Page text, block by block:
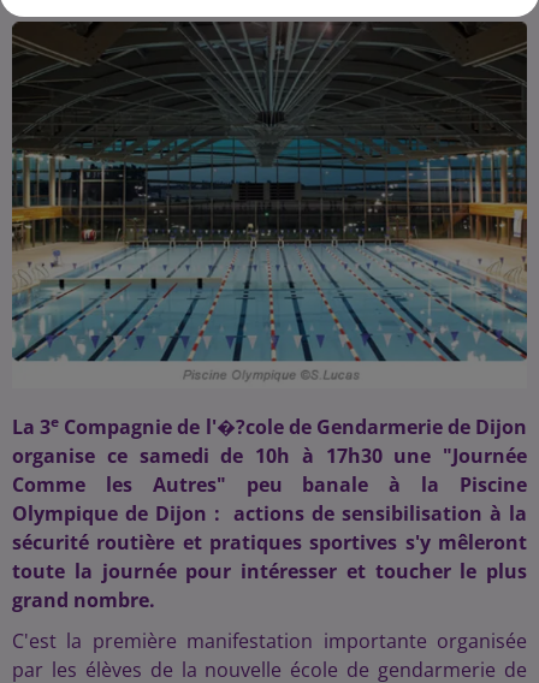
La 3e Compagnie de l'�?cole de Gendarmerie de Dijon
organise ce samedi de 10h à 17h30 une "Journée
Comme les Autres" peu banale à la Piscine
Olympique de Dijon : actions de sensibilisation à la
sécurité routière et pratiques sportives s'y mêleront
toute la journée pour intéresser et toucher le plus
grand nombre.
C'est la première manifestation importante organisée
par les élèves de la nouvelle école de gendarmerie de